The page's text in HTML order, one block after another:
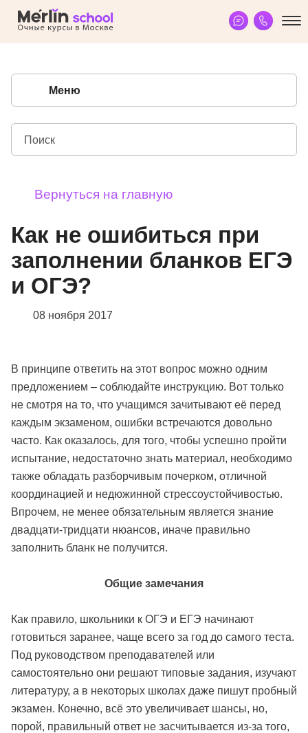
Вернуться на главную
Как не ошибиться при
заполнении бланков ЕГЭ
и ОГЭ?
08 ноября 2017
В принципе ответить на этот вопрос можно одним
предложением – соблюдайте инструкцию. Вот только
не смотря на то, что учащимся зачитывают её перед
каждым экзаменом, ошибки встречаются довольно
часто. Как оказалось, для того, чтобы успешно пройти
испытание, недостаточно знать материал, необходимо
также обладать разборчивым почерком, отличной
координацией и недюжинной стрессоустойчивостью.
Впрочем, не менее обязательным является знание
двадцати-тридцати нюансов, иначе правильно
заполнить бланк не получится.
Общие замечания
Как правило, школьники к ОГЭ и ЕГЭ начинают
готовиться заранее, чаще всего за год до самого теста.
Под руководством преподавателей или
самостоятельно они решают типовые задания, изучают
литературу, а в некоторых школах даже пишут пробный
экзамен. Конечно, всё это увеличивает шансы, но,
порой, правильный ответ не засчитывается из-за того,
Меню